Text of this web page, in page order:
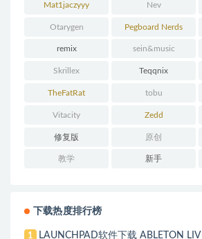
Mat1jaczyyy Nev
Otarygen Pegboard Nerds
remix sein&music
Skrillex Teqqnix
TheFatRat tobu
Vitacity Zedd
修复版 原创
教学 新手
下载热度排行榜
1 LAUNCHPAD软件下载 ABLETON